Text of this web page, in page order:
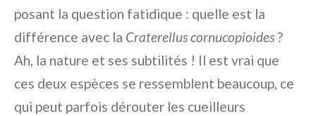
posant la question fatidique : quelle est la
différence avec la Craterellus cornucopioides ?
Ah, la nature et ses subtilités ! Il est vrai que
ces deux espèces se ressemblent beaucoup, ce
qui peut parfois dérouter les cueilleurs